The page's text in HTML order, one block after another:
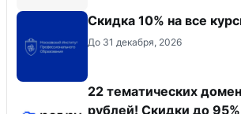
Скидка 10% на все
До 31 декабря, 2026
22 тематических
рублей! Скидки до 95%